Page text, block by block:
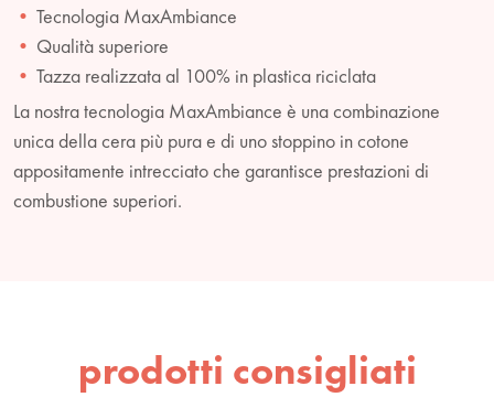
Tecnologia MaxAmbiance
Qualità superiore
Tazza realizzata al 100% in plastica riciclata
La nostra tecnologia MaxAmbiance è una combinazione
unica della cera più pura e di uno stoppino in cotone
appositamente intrecciato che garantisce prestazioni di
combustione superiori.
prodotti consigliati